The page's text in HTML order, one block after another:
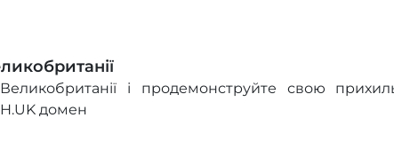
і продемонструйте свою
домен